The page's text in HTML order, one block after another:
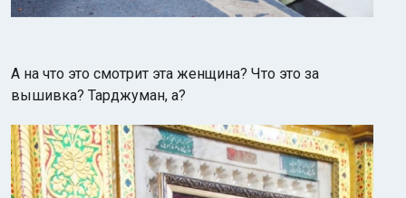
А на что это смотрит эта женщина? Что это за
вышивка? Тарджуман, а?